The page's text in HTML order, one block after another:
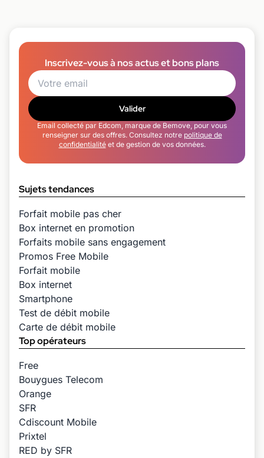
Inscrivez-vous à nos actus et bons plans
Valider
Email collecté par Edcom, marque de Bemove, pour vous
renseigner sur des offres. Consultez notre politique de
confidentialitéet de gestion de vos données.
Sujets tendances
Forfait mobile pas cher
Box internet en promotion
Forfaits mobile sans engagement
Promos Free Mobile
Forfait mobile
Box internet
Smartphone
Test de débit mobile
Carte de débit mobile
Top opérateurs
Free
Bouygues Telecom
Orange
SFR
Cdiscount Mobile
Prixtel
RED by SFR